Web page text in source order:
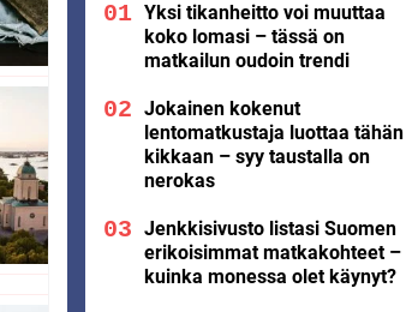
Yksi tikanheitto voi muuttaa
koko lomasi – tässä on
matkailun oudoin trendi
Jokainen kokenut
lentomatkustaja luottaa tähän
kikkaan – syy taustalla on
nerokas
Jenkkisivusto listasi Suomen
erikoisimmat matkakohteet –
kuinka monessa olet käynyt?